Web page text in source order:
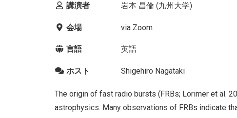
講演者 岩本 昌倫 (九州大学)
会場 via Zoom
言語 英語
ホスト Shigehiro Nagataki
The origin of fast radio bursts (FRBs; Lorimer et al.
astrophysics. Many observations of FRBs indicate